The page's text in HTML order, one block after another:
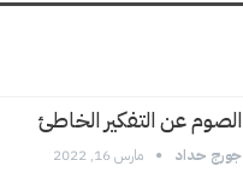
الصوم عن التفكير الخاطئ
جورج حداد مارس 16, 2022